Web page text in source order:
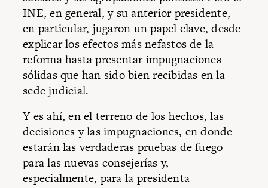
INE, en general, y su anterior presidente,
en particular, jugaron un papel clave, desde
explicar los efectos más nefastos de la
reforma hasta presentar impugnaciones
sólidas que han sido bien recibidas en la
sede judicial.
Y es ahí, en el terreno de los hechos, las
decisiones y las impugnaciones, en donde
estarán las verdaderas pruebas de fuego
para las nuevas consejerías y,
especialmente, para la presidenta